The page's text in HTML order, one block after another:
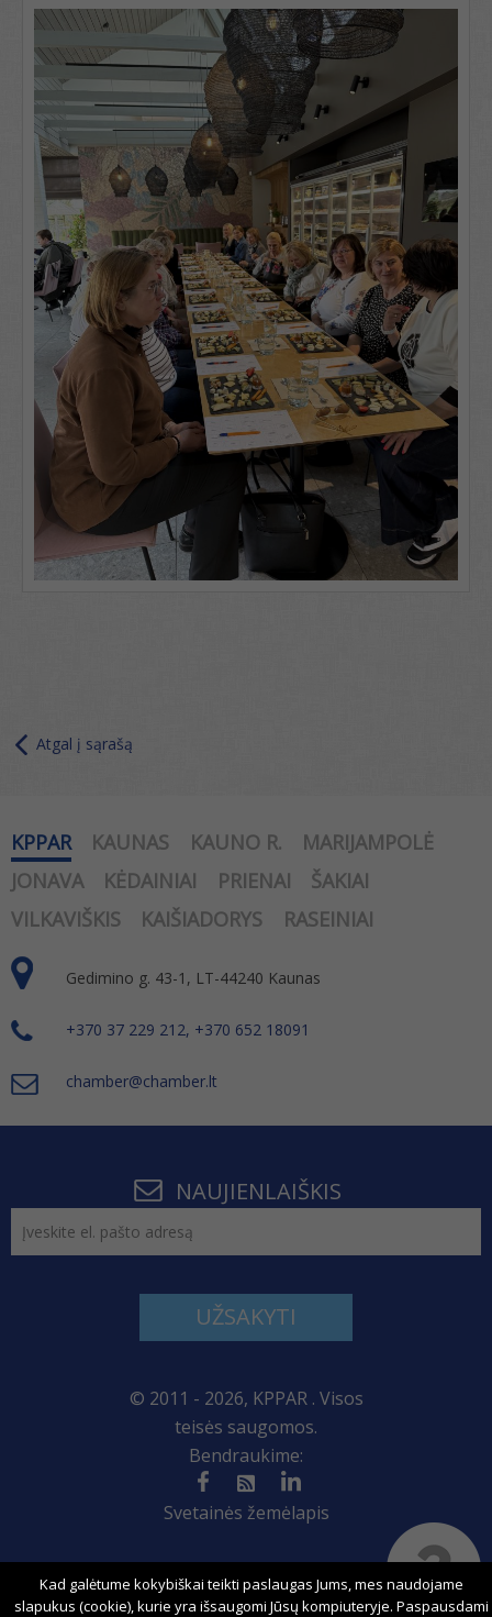
Atgal į sąrašą
KPPAR KAUNAS KAUNO R.
MARIJAMPOLĖ
JONAVA
KĖDAINIAI PRIENAI
ŠAKIAI
VILKAVIŠKIS
KAIŠIADORYS RASEINIAI
Gedimino g. 43-1, LT-44240 Kaunas
+370 37 229 212, +370 652 18091
chamber@chamber.lt
NAUJIENLAIŠKIS
UŽSAKYTI
© 2011 - 2026, KPPAR . Visos
teisės saugomos.
Bendraukime:
Svetainės žemėlapis
Sprendimas:
Kad galėtume kokybiškai teikti paslaugas Jums, mes naudojame
slapukus (cookie), kurie yra išsaugomi Jūsų kompiuteryje. Paspausdami